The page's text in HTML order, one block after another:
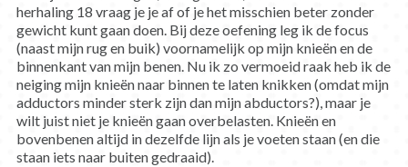
herhaling 18 vraag je je af of je het misschien beter zonder
gewicht kunt gaan doen. Bij deze oefening leg ik de focus
(naast mijn rug en buik) voornamelijk op mijn knieën en de
binnenkant van mijn benen. Nu ik zo vermoeid raak heb ik de
neiging mijn knieën naar binnen te laten knikken (omdat mijn
adductors minder sterk zijn dan mijn abductors?), maar je
wilt juist niet je knieën gaan overbelasten. Knieën en
bovenbenen altijd in dezelfde lijn als je voeten staan (en die
staan iets naar buiten gedraaid).